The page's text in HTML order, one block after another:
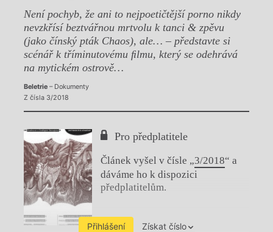
Není pochyb, že ani to nejpoetičtější porno nikdy
nevzkřísí beztvářnou mrtvolu k tanci & zpěvu
(jako čínský pták Chaos), ale… – představte si
scénář k tříminutovému ﬁlmu, který se odehrává
na mytickém ostrově…
Beletrie– Dokumenty
Z čísla 3/2018
Pro předplatitele
Článek vyšel v čísle „3/2018“ a
dáváme ho k dispozici
předplatitelům.
Přihlášení Získat číslo